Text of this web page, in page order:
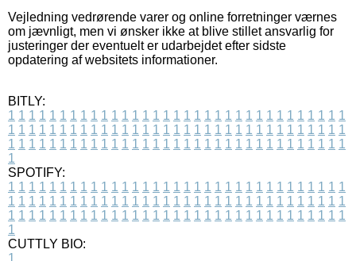
Vejledning vedrørende varer og online forretninger værnes
om jævnligt, men vi ønsker ikke at blive stillet ansvarlig for
justeringer der eventuelt er udarbejdet efter sidste
opdatering af websitets informationer.
BITLY:
1 1 1 1 1 1 1 1 1 1 1 1 1 1 1 1 1 1 1 1 1 1 1 1 1 1 1 1 1 1 1 1 1
1 1 1 1 1 1 1 1 1 1 1 1 1 1 1 1 1 1 1 1 1 1 1 1 1 1 1 1 1 1 1 1 1
1 1 1 1 1 1 1 1 1 1 1 1 1 1 1 1 1 1 1 1 1 1 1 1 1 1 1 1 1 1 1 1 1
1
SPOTIFY:
1 1 1 1 1 1 1 1 1 1 1 1 1 1 1 1 1 1 1 1 1 1 1 1 1 1 1 1 1 1 1 1 1
1 1 1 1 1 1 1 1 1 1 1 1 1 1 1 1 1 1 1 1 1 1 1 1 1 1 1 1 1 1 1 1 1
1 1 1 1 1 1 1 1 1 1 1 1 1 1 1 1 1 1 1 1 1 1 1 1 1 1 1 1 1 1 1 1 1
1
CUTTLY BIO:
1